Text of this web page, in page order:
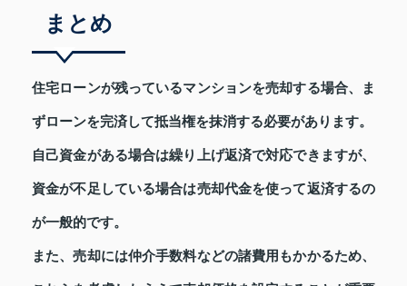
まとめ
住宅ローンが残っているマンションを売却する場合、ま
ずローンを完済して抵当権を抹消する必要があります。
自己資金がある場合は繰り上げ返済で対応できますが、
資金が不足している場合は売却代金を使って返済するの
が一般的です。
また、売却には仲介手数料などの諸費用もかかるため、